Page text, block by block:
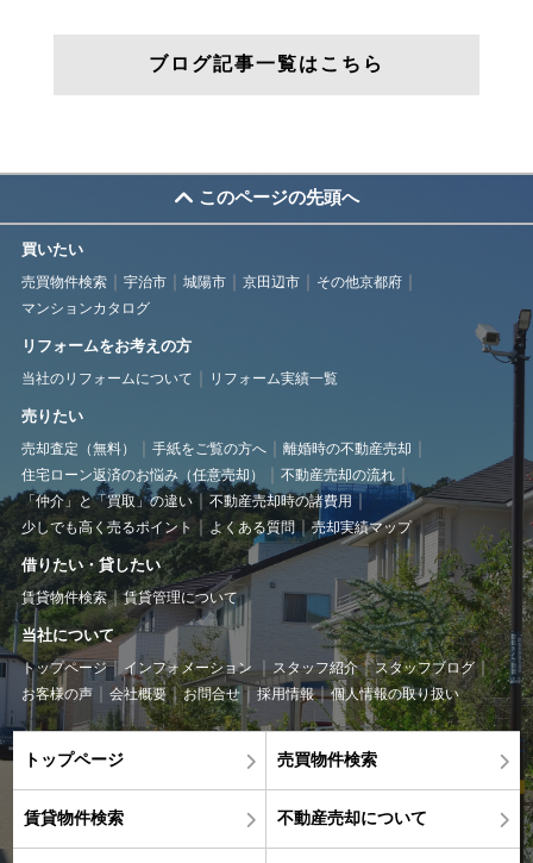
ブログ記事一覧はこちら
このページの先頭へ
買いたい
売買物件検索 宇治市 城陽市 京田辺市
その他京都府
マンションカタログ
リフォームをお考えの方
当社のリフォームについて リフォーム実績一覧
売りたい
売却査定（無料） 手紙をご覧の方へ
離婚時の不動産売却
住宅ローン返済のお悩み（任意売却）
不動産売却の流れ
「仲介」と「買取」の違い
不動産売却時の諸費用
少しでも高く売るポイント
よくある質問 売却実績マップ
借りたい・貸したい
賃貸物件検索 賃貸管理について
当社について
トップページ インフォメーション スタッフ紹介
スタッフブログ
お客様の声
会社概要 お問合せ 採用情報 個人情報の取り扱い
トップページ 売買物件検索
賃貸物件検索 不動産売却について